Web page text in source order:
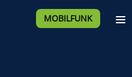
MOBILFUNK